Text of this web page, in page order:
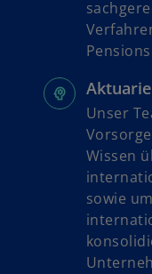
Unser
Wissen
sowie